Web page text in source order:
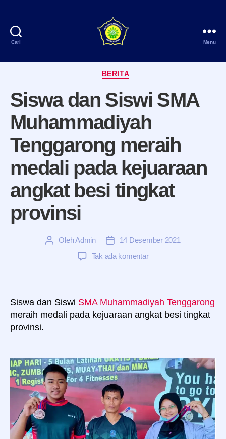
Cari
Muhammadiyah
Tenggarong
Menu
Kategori
BERITA
Siswa dan Siswi SMA
Muhammadiyah
Tenggarong meraih
medali pada kejuaraan
angkat besi tingkat
provinsi
Penulis
OlehAdmin
Tanggal
artikel
14 Desember 2021
Tak ada komentarpada
SMA
Muhammadiyah
Tenggarong
kejuaraan
angkat
tingkat
provinsi
Siswa dan Siswi SMA Muhammadiyah Tenggarong
meraih medali pada kejuaraan angkat besi tingkat
provinsi.